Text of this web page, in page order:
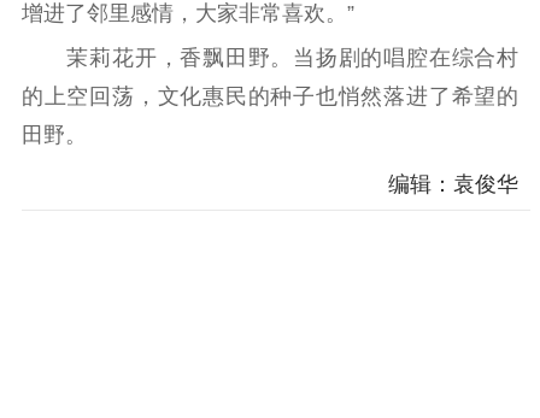
增进了邻里感情，大家非常喜欢。”
茉莉花开，香飘田野。当扬剧的唱腔在综合村
的上空回荡，文化惠民的种子也悄然落进了希望的
田野。
编辑：袁俊华